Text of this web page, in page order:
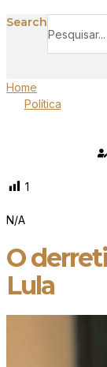
Search
Home
Política
1
N/A
O
Lula